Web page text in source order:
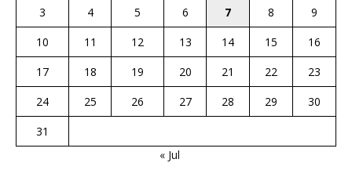
3 4 5 6 7 8
9
10
11 12 13 14 15
16
17
18 19 20 21 22
23
24
25 26 27 28 29
30
31
« Jul